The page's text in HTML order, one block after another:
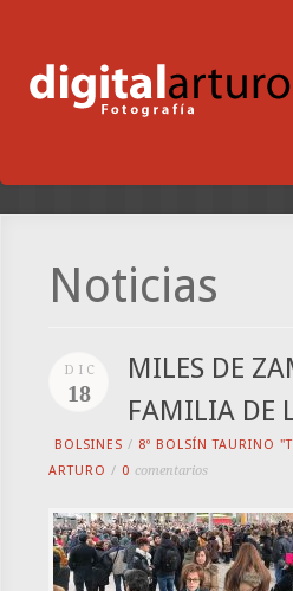
Noticias
DIC
18
MILES DE
FAMILIA DE
BOLSINES / 8º BOLSÍN TAURINO
ARTURO / 0 comentarios